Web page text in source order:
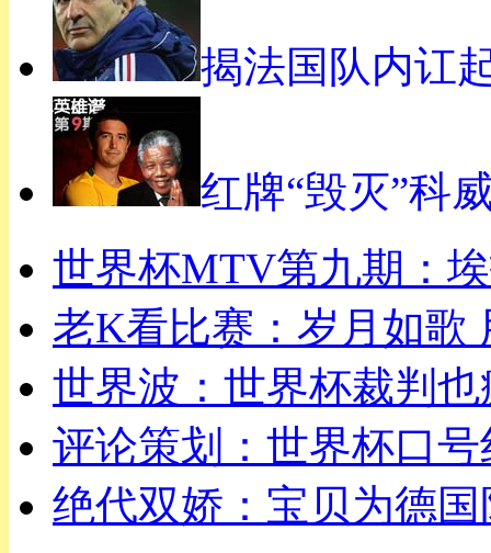
揭法国队内讧
红牌“毁灭”科
世界杯MTV第九期：
老K看比赛：岁月如歌
世界波：世界杯裁判
评论策划：世界杯口
绝代双娇：宝贝为德